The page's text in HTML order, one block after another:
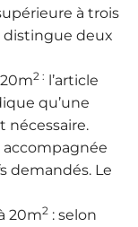
à trois
distingue deux
2 : l’article
qu’une
nécessaire.
demandés. Le
20m2 : selon